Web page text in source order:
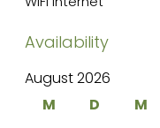
Availability
August 2026
M
D M